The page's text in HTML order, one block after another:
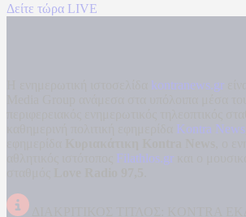
Δείτε τώρα LIVE
kontranews.gr
Kontra News
Filathlos.gr